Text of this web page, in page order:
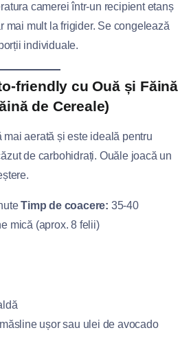
camerei într-un recipient etanș
mai mult la frigider. Se congelează
individuale.
friendly cu Ouă și Făină
de Cereale)
mai aerată și este ideală pentru
de carbohidrați. Ouăle joacă un
Timp de coacere: 35-40
mică (aprox. 8 felii)
ușor sau ulei de avocado